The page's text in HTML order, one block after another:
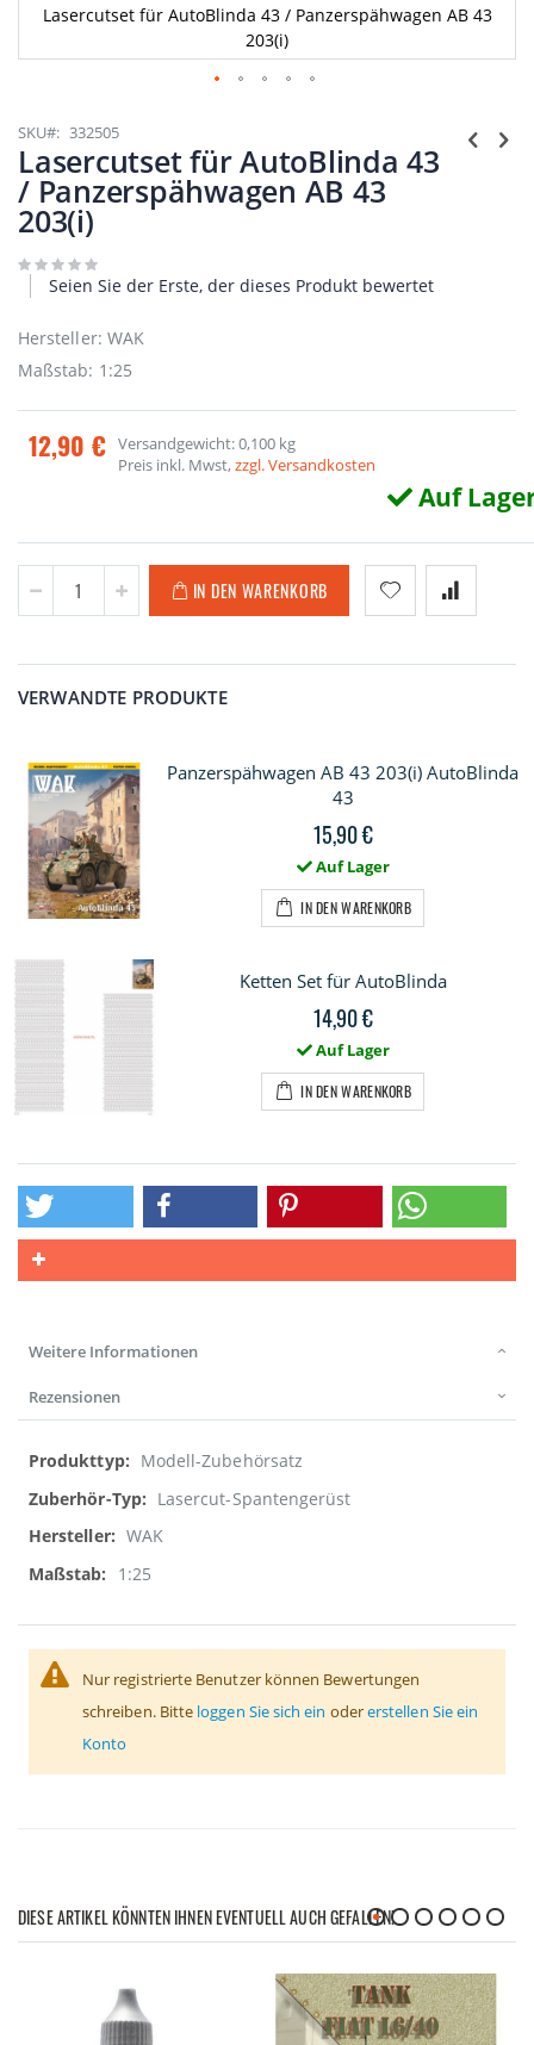
Lasercutset für AutoBlinda 43 / Panzerspähwagen AB 43
203(i)
Anfang
der
Bildgalerie
springen
SKU 332505
Lasercutset für AutoBlinda 43
/ Panzerspähwagen AB 43
203(i)
Seien Sie der Erste, der dieses Produkt bewertet
Hersteller: WAK
Maßstab: 1:25
12,90 € Versandgewicht: 0,100 kg
Preis inkl. Mwst,zzgl. Versandkosten
Auf
IN DEN WARENKORB
VERWANDTE PRODUKTE
Panzerspähwagen AB 43 203(i) AutoBlinda
43
15,90 €
Auf Lager
IN DEN WARENKORB
Ketten Set für AutoBlinda
14,90 €
Auf Lager
IN DEN WARENKORB
Weitere Informationen
Rezensionen
Weitere
Informationen
Modell-Zubehörsatz
Lasercut-Spantengerüst
WAK
1:25
Nur registrierte Benutzer können Bewertungen
schreiben. Bitte loggen Sie sich ein odererstellen Sie ein
Konto
DIESE ARTIKEL KÖNNTEN IHNEN EVENTUELL AUCH GEFALLEN!